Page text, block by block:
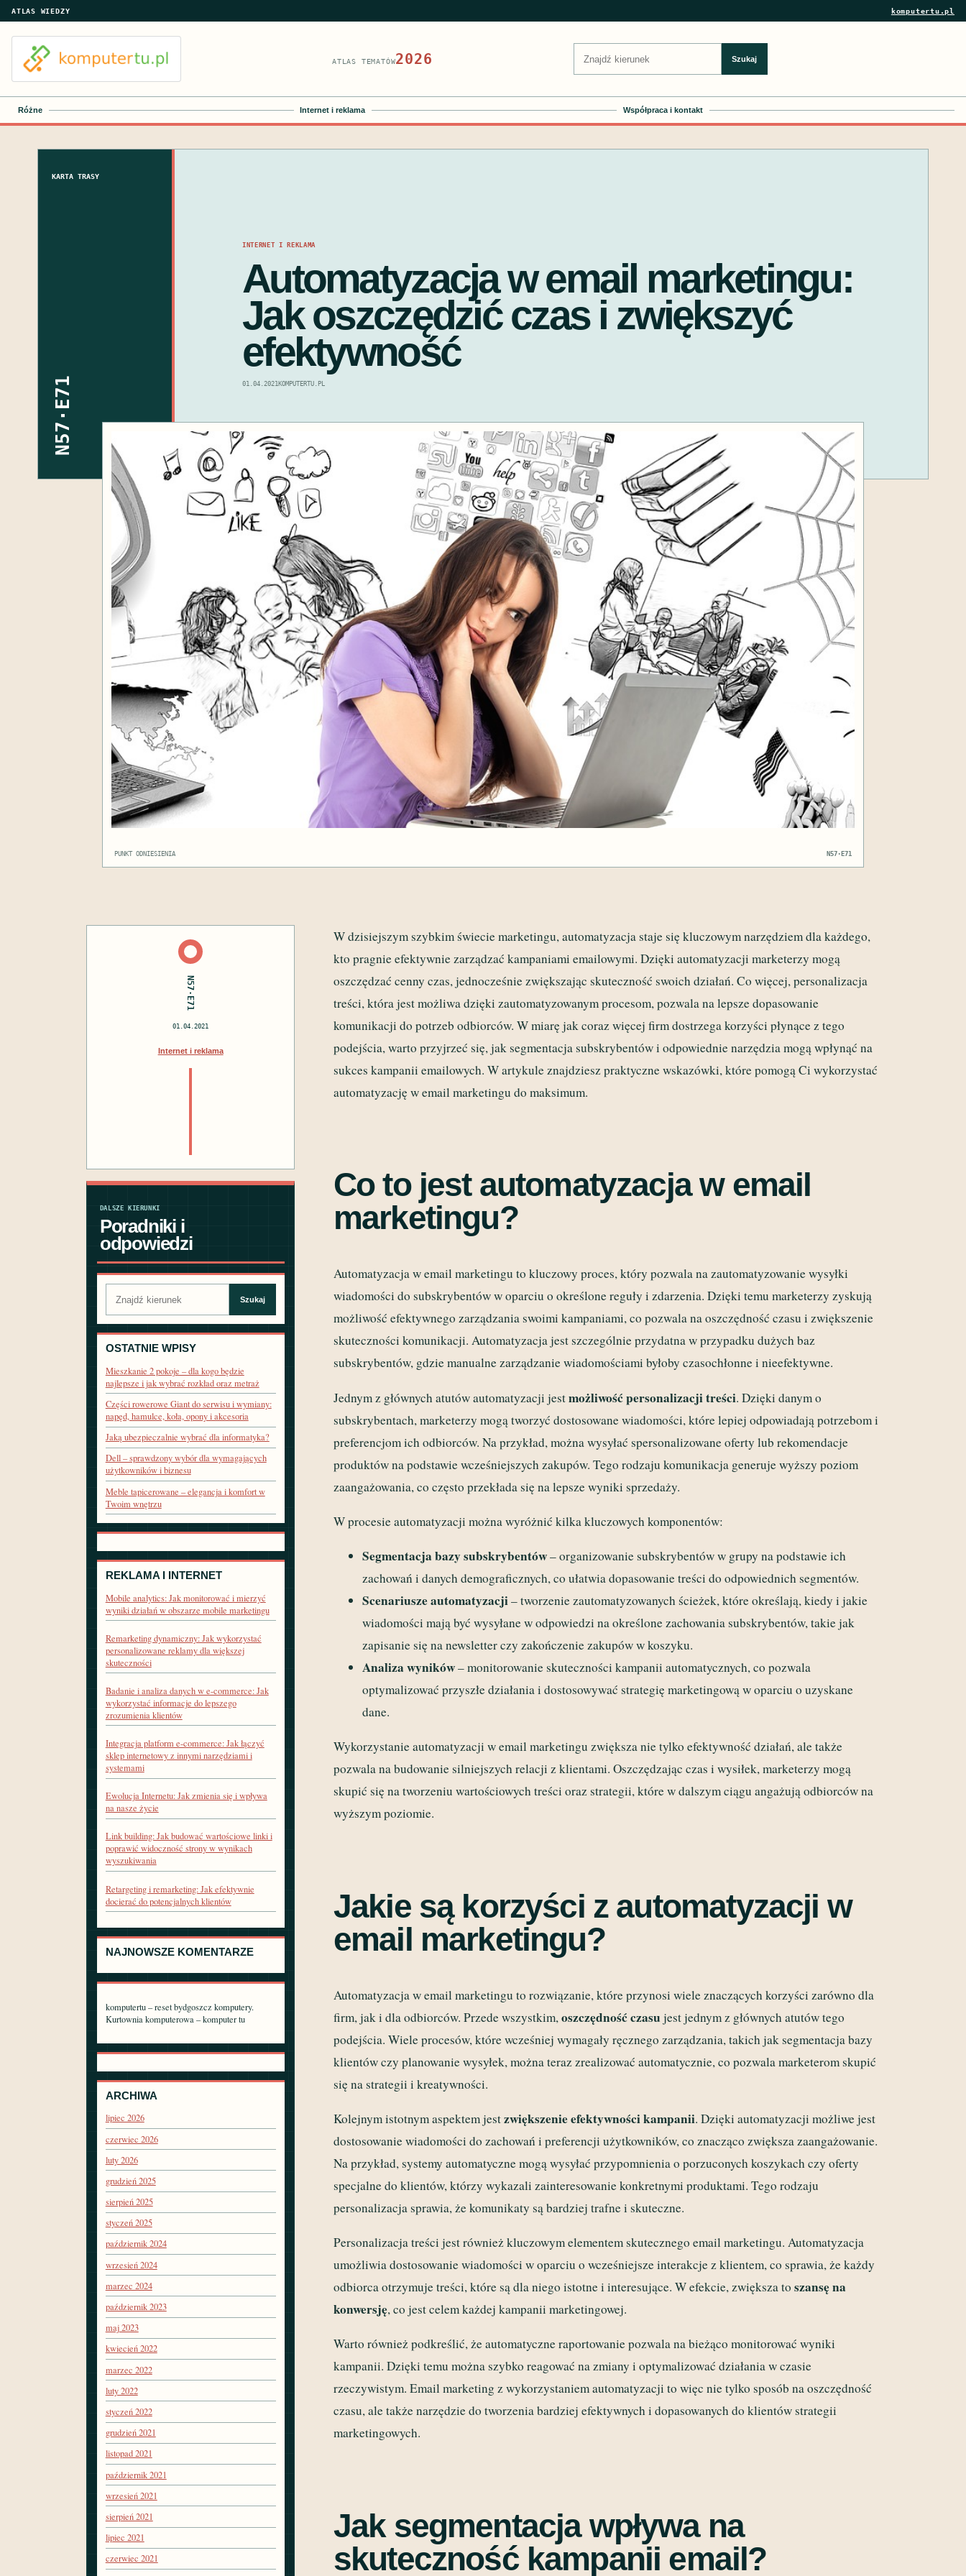
ATLAS WIEDZY komputertu.pl
ATLAS TEMATÓW2026 Szukaj
Różne Internet i reklama Współpraca i kontakt
KARTA TRASY
N57·E71
INTERNET I REKLAMA
Automatyzacja w email marketingu:
Jak oszczędzić czas i zwiększyć
efektywność
01.04.2021KOMPUTERTU.PL
PUNKT ODNIESIENIA N57·E71
N57·E71
01.04.2021
Internet i reklama
DALSZE KIERUNKI
Poradniki i
odpowiedzi
Szukaj
OSTATNIE WPISY
Mieszkanie 2 pokoje – dla kogo będzie
najlepsze i jak wybrać rozkład oraz metraż
Części rowerowe Giant do serwisu i wymiany:
napęd, hamulce, koła, opony i akcesoria
Jaką ubezpieczalnie wybrać dla informatyka?
Dell – sprawdzony wybór dla wymagających
użytkowników i biznesu
Meble tapicerowane – elegancja i komfort w
Twoim wnętrzu
REKLAMA I INTERNET
Mobile analytics: Jak monitorować i mierzyć
wyniki działań w obszarze mobile marketingu
Remarketing dynamiczny: Jak wykorzystać
personalizowane reklamy dla większej
skuteczności
Badanie i analiza danych w e-commerce: Jak
wykorzystać informacje do lepszego
zrozumienia klientów
Integracja platform e-commerce: Jak łączyć
sklep internetowy z innymi narzędziami i
systemami
Ewolucja Internetu: Jak zmienia się i wpływa
na nasze życie
Link building: Jak budować wartościowe linki i
poprawić widoczność strony w wynikach
wyszukiwania
Retargeting i remarketing: Jak efektywnie
docierać do potencjalnych klientów
NAJNOWSZE KOMENTARZE
komputertu – reset bydgoszcz komputery.
Kurtownia komputerowa – komputer tu
ARCHIWA
lipiec 2026
czerwiec 2026
luty 2026
grudzień 2025
sierpień 2025
styczeń 2025
październik 2024
wrzesień 2024
marzec 2024
październik 2023
maj 2023
kwiecień 2022
marzec 2022
luty 2022
styczeń 2022
grudzień 2021
listopad 2021
październik 2021
wrzesień 2021
sierpień 2021
lipiec 2021
czerwiec 2021
W dzisiejszym szybkim świecie marketingu, automatyzacja staje się kluczowym narzędziem dla każdego,
kto pragnie efektywnie zarządzać kampaniami emailowymi. Dzięki automatyzacji marketerzy mogą
oszczędzać cenny czas, jednocześnie zwiększając skuteczność swoich działań. Co więcej, personalizacja
treści, która jest możliwa dzięki zautomatyzowanym procesom, pozwala na lepsze dopasowanie
komunikacji do potrzeb odbiorców. W miarę jak coraz więcej firm dostrzega korzyści płynące z tego
podejścia, warto przyjrzeć się, jak segmentacja subskrybentów i odpowiednie narzędzia mogą wpłynąć na
sukces kampanii emailowych. W artykule znajdziesz praktyczne wskazówki, które pomogą Ci wykorzystać
automatyzację w email marketingu do maksimum.
Co to jest automatyzacja w email
marketingu?
Automatyzacja w email marketingu to kluczowy proces, który pozwala na zautomatyzowanie wysyłki
wiadomości do subskrybentów w oparciu o określone reguły i zdarzenia. Dzięki temu marketerzy zyskują
możliwość efektywnego zarządzania swoimi kampaniami, co pozwala na oszczędność czasu i zwiększenie
skuteczności komunikacji. Automatyzacja jest szczególnie przydatna w przypadku dużych baz
subskrybentów, gdzie manualne zarządzanie wiadomościami byłoby czasochłonne i nieefektywne.
Jednym z głównych atutów automatyzacji jestmożliwość personalizacji treści. Dzięki danym o
subskrybentach, marketerzy mogą tworzyć dostosowane wiadomości, które lepiej odpowiadają potrzebom i
preferencjom ich odbiorców. Na przykład, można wysyłać spersonalizowane oferty lub rekomendacje
produktów na podstawie wcześniejszych zakupów. Tego rodzaju komunikacja generuje wyższy poziom
zaangażowania, co często przekłada się na lepsze wyniki sprzedaży.
W procesie automatyzacji można wyróżnić kilka kluczowych komponentów:
Segmentacja bazy subskrybentów– organizowanie subskrybentów w grupy na podstawie ich
zachowań i danych demograficznych, co ułatwia dopasowanie treści do odpowiednich segmentów.
Scenariusze automatyzacji– tworzenie zautomatyzowanych ścieżek, które określają, kiedy i jakie
wiadomości mają być wysyłane w odpowiedzi na określone zachowania subskrybentów, takie jak
zapisanie się na newsletter czy zakończenie zakupów w koszyku.
Analiza wyników– monitorowanie skuteczności kampanii automatycznych, co pozwala
optymalizować przyszłe działania i dostosowywać strategię marketingową w oparciu o uzyskane
dane.
Wykorzystanie automatyzacji w email marketingu zwiększa nie tylko efektywność działań, ale także
pozwala na budowanie silniejszych relacji z klientami. Oszczędzając czas i wysiłek, marketerzy mogą
skupić się na tworzeniu wartościowych treści oraz strategii, które w dalszym ciągu angażują odbiorców na
wyższym poziomie.
Jakie są korzyści z automatyzacji w
email marketingu?
Automatyzacja w email marketingu to rozwiązanie, które przynosi wiele znaczących korzyści zarówno dla
firm, jak i dla odbiorców. Przede wszystkim,oszczędność czasujest jednym z głównych atutów tego
podejścia. Wiele procesów, które wcześniej wymagały ręcznego zarządzania, takich jak segmentacja bazy
klientów czy planowanie wysyłek, można teraz zrealizować automatycznie, co pozwala marketerom skupić
się na strategii i kreatywności.
Kolejnym istotnym aspektem jestzwiększenie efektywności kampanii. Dzięki automatyzacji możliwe jest
dostosowanie wiadomości do zachowań i preferencji użytkowników, co znacząco zwiększa zaangażowanie.
Na przykład, systemy automatyczne mogą wysyłać przypomnienia o porzuconych koszykach czy oferty
specjalne do klientów, którzy wykazali zainteresowanie konkretnymi produktami. Tego rodzaju
personalizacja sprawia, że komunikaty są bardziej trafne i skuteczne.
Personalizacja treści jest również kluczowym elementem skutecznego email marketingu. Automatyzacja
umożliwia dostosowanie wiadomości w oparciu o wcześniejsze interakcje z klientem, co sprawia, że każdy
odbiorca otrzymuje treści, które są dla niego istotne i interesujące. W efekcie, zwiększa to szansę na
konwersję, co jest celem każdej kampanii marketingowej.
Warto również podkreślić, że automatyczne raportowanie pozwala na bieżąco monitorować wyniki
kampanii. Dzięki temu można szybko reagować na zmiany i optymalizować działania w czasie
rzeczywistym. Email marketing z wykorzystaniem automatyzacji to więc nie tylko sposób na oszczędność
czasu, ale także narzędzie do tworzenia bardziej efektywnych i dopasowanych do klientów strategii
marketingowych.
Jak segmentacja wpływa na
skuteczność kampanii email?